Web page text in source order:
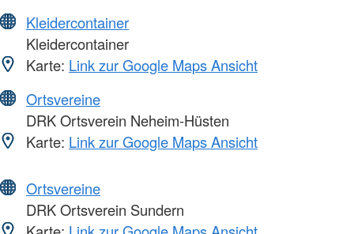
Kleidercontainer
Kleidercontainer
Karte: Link zur Google Maps Ansicht
Ortsvereine
DRK Ortsverein Neheim-Hüsten
Karte: Link zur Google Maps Ansicht
Ortsvereine
DRK Ortsverein Sundern